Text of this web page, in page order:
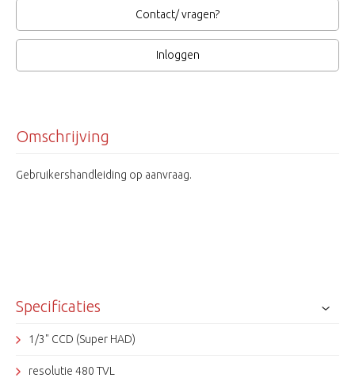
Contact/ vragen?
Inloggen
Omschrijving
Gebruikershandleiding op aanvraag.
Specificaties
1/3" CCD (Super HAD)
resolutie 480 TVL